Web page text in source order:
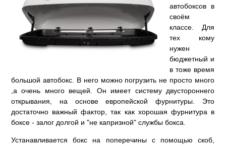
автобоксов в
своём
классе. Для
тех кому
нужен
бюджетный и
в тоже время
большой автобокс. В него можно погрузить не просто много
,а очень много вещей. Он имеет систему двустороннего
открывания, на основе европейской фурнитуры. Это
достаточно важный фактор, так как хорошая фурнитура в
боксе - залог долгой и "не капризной" службы бокса.
Устанавливается бокс на поперечины с помощью скоб,